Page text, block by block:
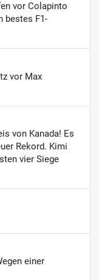
vor Colapinto
bestes F1-
vor Max
von Kanada! Es
Rekord. Kimi
vier Siege
einer